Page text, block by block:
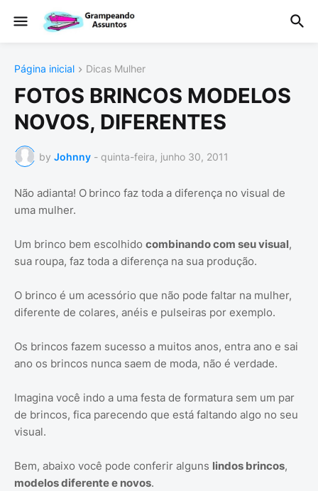
Página inicial Dicas Mulher
FOTOS BRINCOS MODELOS
NOVOS, DIFERENTES
by Johnny - quinta-feira, junho 30, 2011
Não adianta! O brinco faz toda a diferença no visual de
uma mulher.
Um brinco bem escolhido combinando com seu visual,
sua roupa, faz toda a diferença na sua produção.
O brinco é um acessório que não pode faltar na mulher,
diferente de colares, anéis e pulseiras por exemplo.
Os brincos fazem sucesso a muitos anos, entra ano e sai
ano os brincos nunca saem de moda, não é verdade.
Imagina você indo a uma festa de formatura sem um par
de brincos, fica parecendo que está faltando algo no seu
visual.
Bem, abaixo você pode conferir alguns lindos brincos,
modelos diferente e novos.